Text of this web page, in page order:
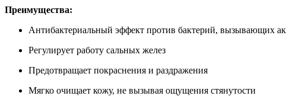
Преимущества:
Антибактериальный эффект против бактерий, вызывающих
Регулирует работу сальных желез
Предотвращает покраснения и раздражения
Мягко очищает кожу, не вызывая ощущения стянутости